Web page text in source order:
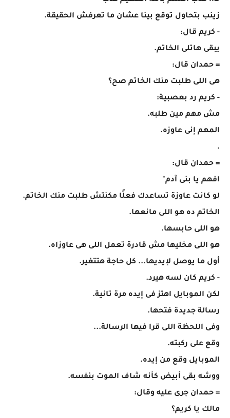
زينب بتحاول توقع بينا عشان ما تعرفش الحقيقة.
- كريم قال:
يبقى هاتلى الخاتم.
= حمدان قال:
هى اللى طلبت منك الخاتم صح؟
- كريم رد بعصبية:
مش مهم مين طلبه.
المهم إنى عاوزه.
.
= حمدان قال:
افهم يا بنى آدم"
لو كانت عاوزة تساعدك فعلًا مكنتش طلبت منك الخاتم.
الخاتم ده هو اللى مانعها.
هو اللى حابسها.
هو اللى مخليها مش قادرة تعمل اللى هى عاوزاه.
أول ما يوصل لإيديها... كل حاجة هتتغير.
- كريم كان لسه هيرد.
لكن الموبايل اهتز فى إيده مرة تانية.
رسالة جديدة فتحها.
وفى اللحظة اللى قرا فيها الرسالة...
وقع على ركبته.
الموبايل وقع من إيده.
ووشه بقى أبيض كأنه شاف الموت بنفسه.
= حمدان جرى عليه وقال:
مالك يا كريم؟